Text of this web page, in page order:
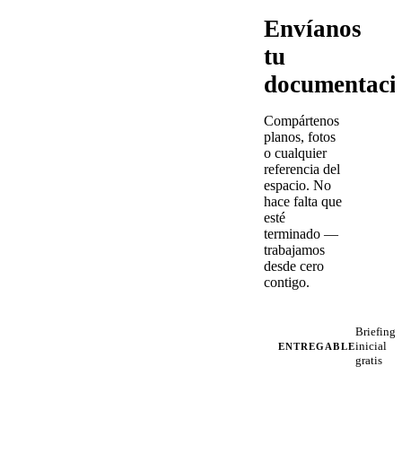
Envíanos
tu
Compártenos
planos, fotos
o cualquier
referencia del
espacio. No
hace falta que
esté
terminado —
trabajamos
desde cero
contigo.
ENTREGABLE
Briefing
inicial
gratis